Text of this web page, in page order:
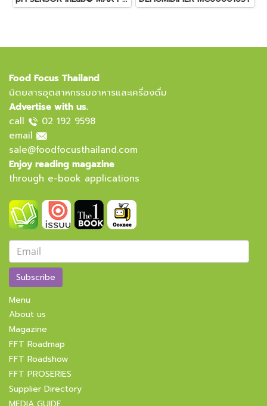
Food Focus Thailand
นิตยสารอุตสาหกรรมอาหารและเครื่องดื่ม
Advertise with us.
call
02 192 9598
email
sale@foodfocusthailand.com
Enjoy reading magazine
through e-book applications
Subscribe
Menu
About us
Magazine
FFT Roadmap
FFT Roadshow
FFT PROSERIES
Supplier Directory